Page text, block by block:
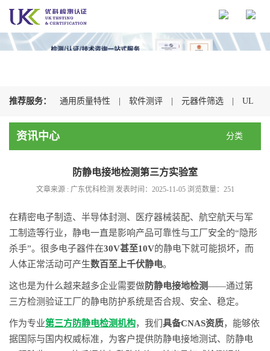
推荐服务： 通用质量特性 | 软件测评 | 元器件筛选 | UL
认证 | CSA认证
资讯中心 分类
防静电接地检测第三方实验室
文章来源 : 广东优科检测 发表时间：2025-11-05 浏览数量： 251
在精密电子制造、半导体封测、医疗器械装配、航空航天与军
工制造等行业，静电一直是影响产品可靠性与工厂安全的“隐形
杀手”。很多电子器件在30V甚至10V的静电下就可能损坏，而
人体正常活动可产生数百至上千伏静电。
这也是为什么越来越多企业需要做防静电接地检测——通过第
三方检测验证工厂的静电防护系统是否合规、安全、稳定。
作为专业第三方防静电检测机构，我们 具备CNAS资质，能够依
据国际与国内权威标准，为客户提供防静电接地测试、防静电